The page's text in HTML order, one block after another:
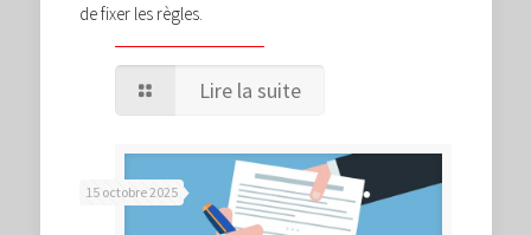
de fixer les règles.
Lire la suite
15 octobre 2025